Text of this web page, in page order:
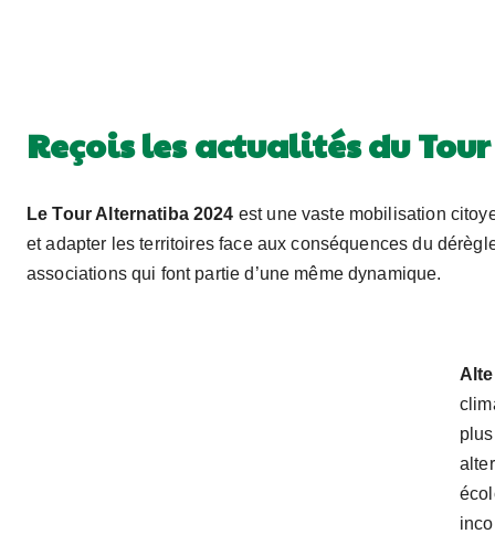
Reçois les actualités du
Le Tour Alternatiba 2024 est une vaste mobilisation
et adapter les territoires face aux conséquences du
associations qui font partie d’une même dynamique.